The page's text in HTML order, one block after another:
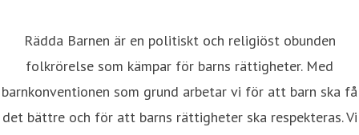
Rädda Barnen är en politiskt och religiöst obunden
folkrörelse som kämpar för barns rättigheter. Med
barnkonventionen som grund arbetar vi för att barn ska få
det bättre och för att barns rättigheter ska respekteras. Vi